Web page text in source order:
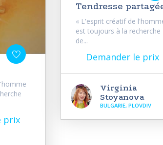
prix
Tendresse
« L'esprit créatif de
est toujours à la recherche
de...
Demander le prix
Virginia
Stoyanova
BULGARIE, PLOVDIV